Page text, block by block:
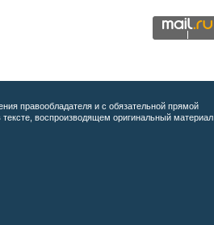
правообладателя и с обязательной прямой
воспроизводящем оригинальный материал